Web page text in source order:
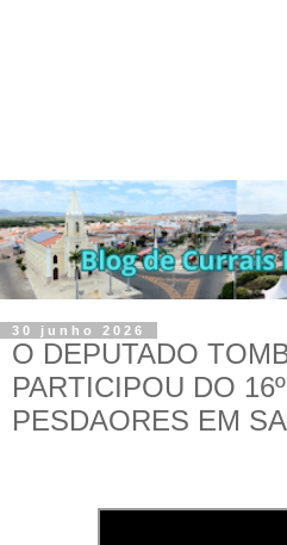
30 junho 2026
O DEPUTADO
PARTICIPOU DO
PESDAORES EM